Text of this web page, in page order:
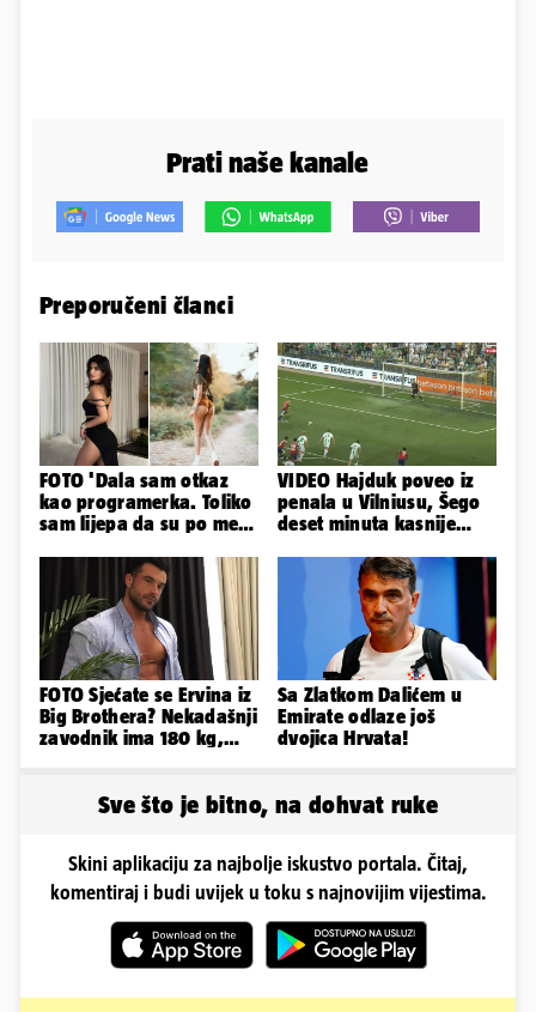
Prati naše kanale
Preporučeni članci
FOTO 'Dala sam otkaz
kao programerka. Toliko
sam lijepa da su po meni
VIDEO Hajduk poveo iz
penala u Vilniusu, Šego
deset minuta kasnije
FOTO Sjećate se Ervina iz
Big Brothera? Nekadašnji
zavodnik ima 180 kg,
Sa Zlatkom Dalićem u
Emirate odlaze još
dvojica Hrvata!
Sve što je bitno, na dohvat ruke
Skini aplikaciju za najbolje iskustvo portala. Čitaj,
komentiraj i budi uvijek u toku s najnovijim vijestima.